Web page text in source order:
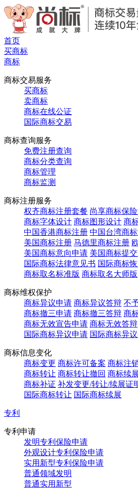
首页
买商标
商标
商标交易服务
买商标
卖商标
商标在线公证
国际商标交易
商标查询服务
免费注册查询
商标分类查询
商标管理
商标监测
商标注册服务
权齐商标注册套餐 尚享商标保
商标字体设计 商标图形设计 商
中国香港商标注册 中国台湾商
美国商标注册 马德里商标注册
美国商标意向申请 美国商标提
国际商标法律意见书 国际商标
商标取名标准版 商标取名大师版
商标维权保护
商标异议申请 商标异议答辩 不
商标撤三申请 商标撤三答辩 商
商标无效宣告申请 商标无效答辩
国际商标异议申请 国际商标异
商标信息变化
商标变更 商标许可备案 商标注
商标转让 商标转让撤回 商标续
商标补证 补发变更/转让/续展证
国际商标转让 国际商标续展
专利
专利申请
发明专利保险申请
外观设计专利保险申请
实用新型专利保险申请
普通领域发明
普通实用新型